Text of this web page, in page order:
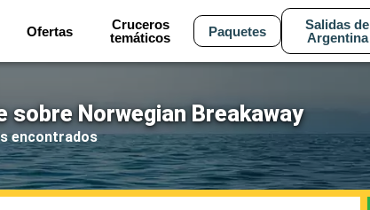
Ofertas
Cruceros
temáticos
Paquetes
Salidas de
Argentina
Norwegian Breakaway
encontrados